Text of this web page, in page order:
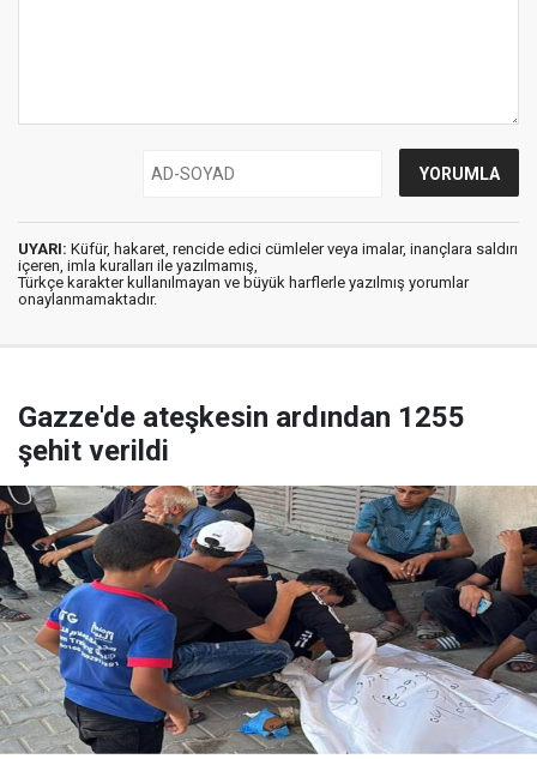
UYARI: Küfür, hakaret, rencide edici cümleler veya imalar, inançlara saldırı
içeren, imla kuralları ile yazılmamış,
Türkçe karakter kullanılmayan ve büyük harflerle yazılmış yorumlar
onaylanmamaktadır.
Gazze'de ateşkesin ardından 1255
şehit verildi